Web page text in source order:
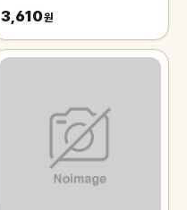
3,610원